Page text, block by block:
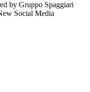
by Gruppo Spaggiari
Social Media